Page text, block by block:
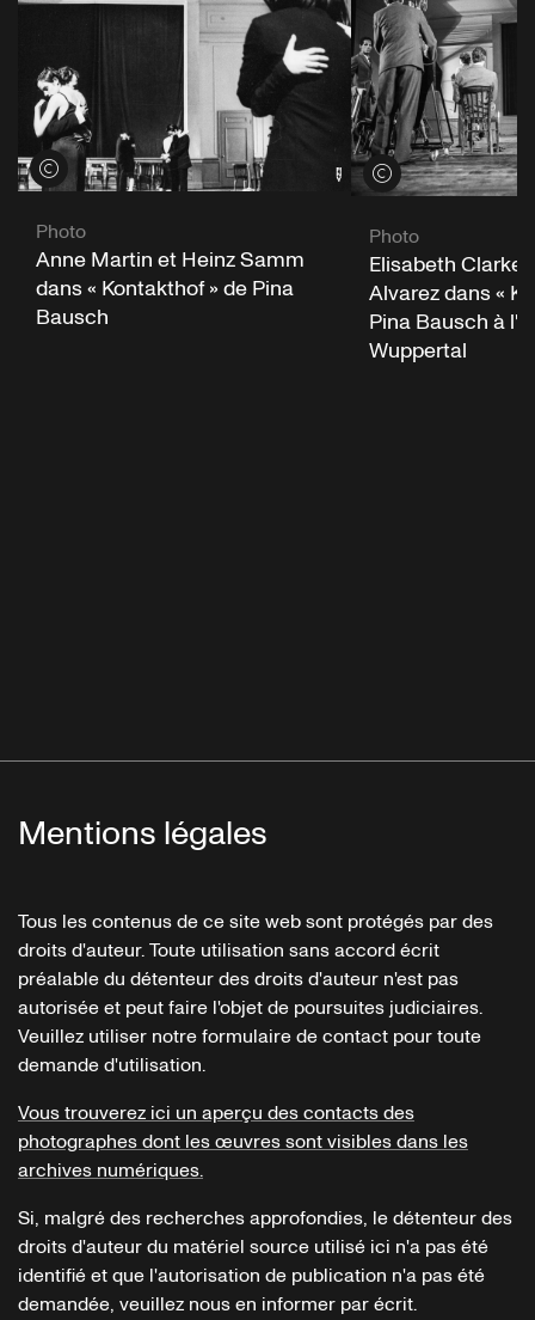
Voir les crédits
Photo
Anne Martin et Heinz Samm
dans « Kontakthof » de Pina
Bausch
Voir les crédits
Photo
Elisabeth Clarke
Alvarez dans «
Pina Bausch à
Wuppertal
Mentions légales
Tous les contenus de ce site web sont protégés par des
droits d'auteur. Toute utilisation sans accord écrit
préalable du détenteur des droits d'auteur n'est pas
autorisée et peut faire l'objet de poursuites judiciaires.
Veuillez utiliser notre formulaire de contact pour toute
demande d'utilisation.
Vous trouverez ici un aperçu des contacts des
photographes dont les œuvres sont visibles dans les
archives numériques.
Si, malgré des recherches approfondies, le détenteur des
droits d'auteur du matériel source utilisé ici n'a pas été
identifié et que l'autorisation de publication n'a pas été
demandée, veuillez nous en informer par écrit.